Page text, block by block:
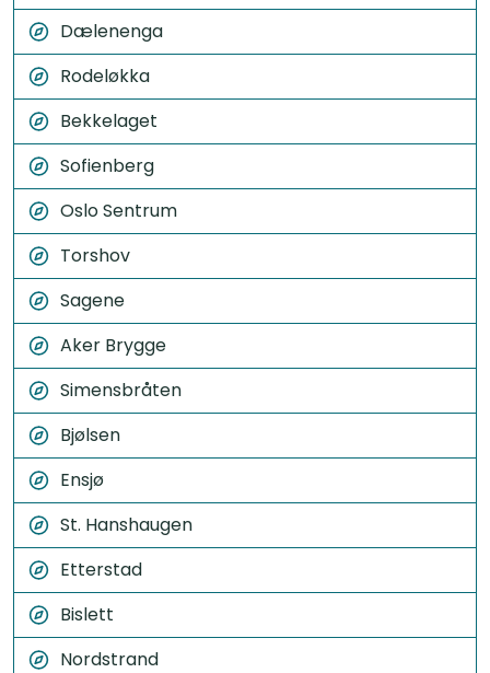
Dælenenga
Rodeløkka
Bekkelaget
Sofienberg
Oslo Sentrum
Torshov
Sagene
Aker Brygge
Simensbråten
Bjølsen
Ensjø
St. Hanshaugen
Etterstad
Bislett
Nordstrand